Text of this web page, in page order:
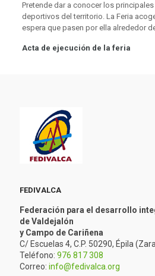
Pretende dar a conocer los
deportivos del territorio. La Feria
espera que pasen por ella alrededor
Acta de ejecución de la feria
FEDIVALCA
Federación para el desarrollo
de Valdejalón
y Campo de Cariñena
C/ Escuelas 4, C.P. 50290, Épila
Teléfono: 976 817 308
Correo: info@fedivalca.org